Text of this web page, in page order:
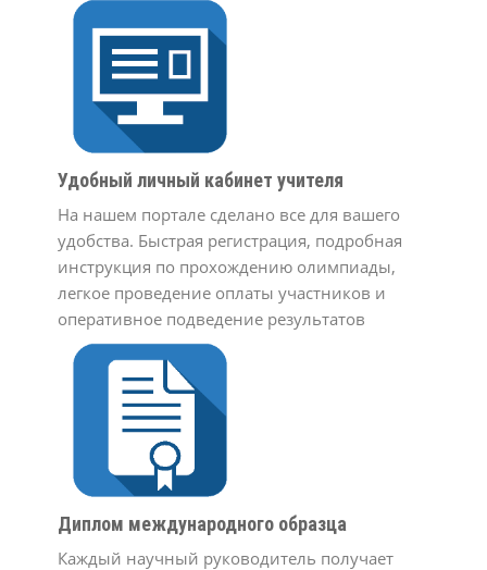
Удобный личный кабинет учителя
На нашем портале сделано все для вашего
удобства. Быстрая регистрация, подробная
инструкция по прохождению олимпиады,
легкое проведение оплаты участников и
оперативное подведение результатов
Диплом международного образца
Каждый научный руководитель получает